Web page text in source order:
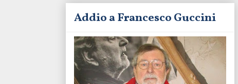
Addio a Francesco Guccini